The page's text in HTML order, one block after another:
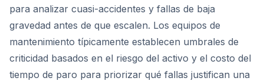
para analizar cuasi-accidentes y fallas de baja
gravedad antes de que escalen. Los equipos de
mantenimiento típicamente establecen umbrales de
criticidad basados en el riesgo del activo y el costo del
tiempo de paro para priorizar qué fallas justifican una